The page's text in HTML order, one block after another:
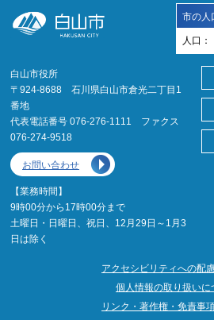
市の人
人口：
白山市役所
〒924-8688 石川県白山市倉光二丁目1
番地
代表電話番号 076-276-1111 ファクス
076-274-9518
お問い合わせ
【業務時間】
9時00分から17時00分まで
土曜日・日曜日、祝日、12月29日～1月3
日は除く
アクセシビリティへの配
個人情報の取り扱いに
リンク・著作権・免責事